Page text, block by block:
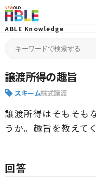
ABLE Knowledge
for:
譲渡所得の趣旨
スキーム株式譲渡
譲渡所得はそもそも
うか。趣旨を教えて
回答